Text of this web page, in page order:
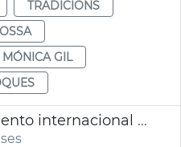
TRADICIONS
MÓNICA GIL
Impulso reconocimiento internacional Corpus Christi València